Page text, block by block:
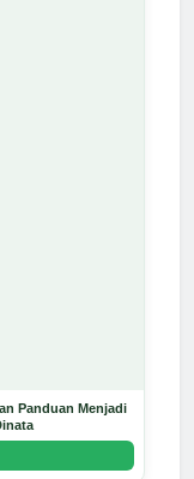
Panduan Menjadi